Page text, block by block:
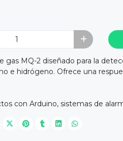
gas MQ-2 diseñado para la
e hidrógeno. Ofrece una
con Arduino, sistemas de